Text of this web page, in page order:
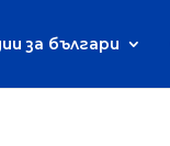
за българи